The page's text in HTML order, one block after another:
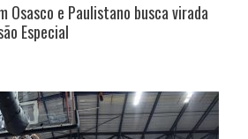
Osasco e Paulistano busca virada
Especial